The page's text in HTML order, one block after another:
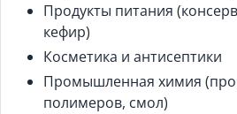
Продукты питания
кефир)
Косметика и антисептики
Промышленная химия
полимеров, смол)